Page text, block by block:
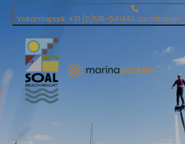
Vakantiepark: +31 (0)515-541443